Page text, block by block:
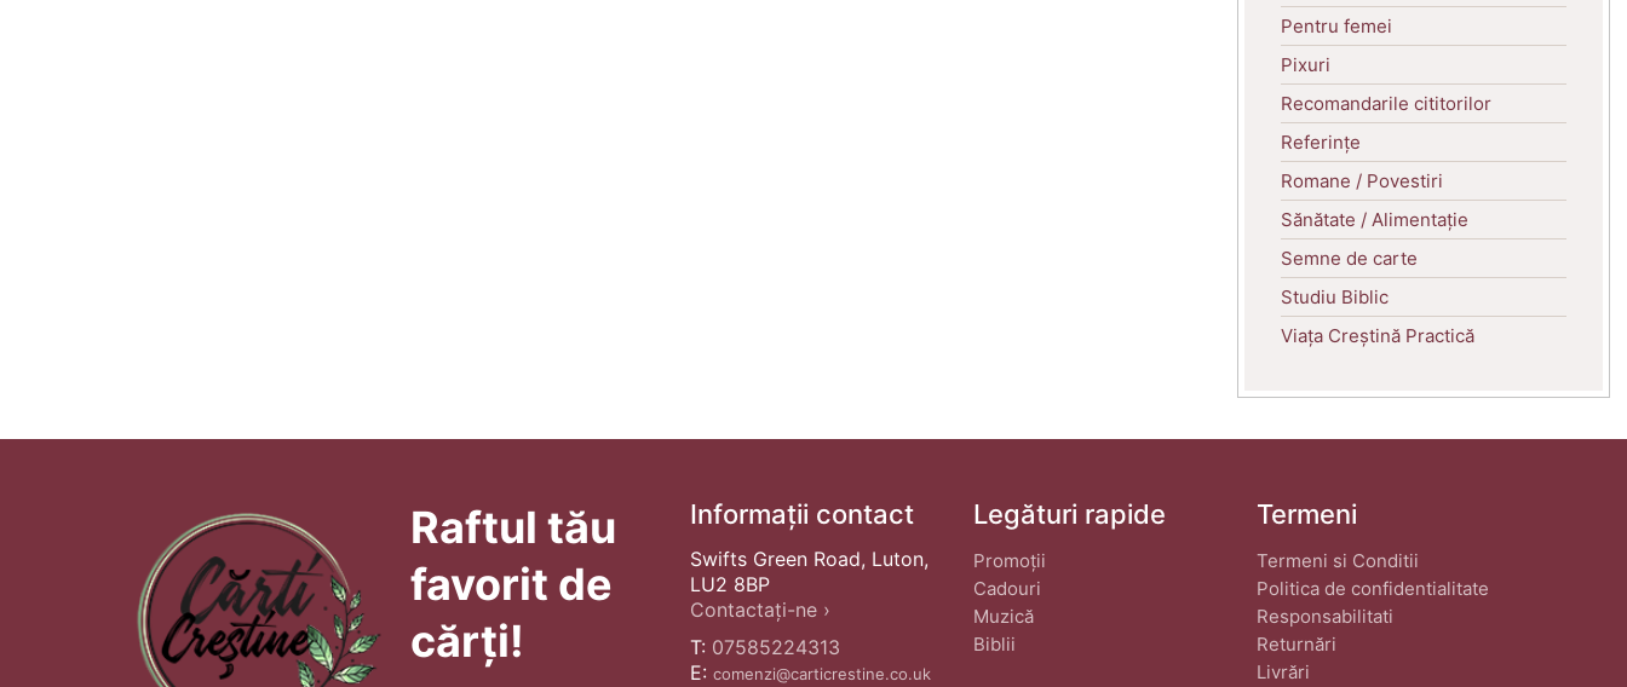
Pentru femei
Pixuri
Recomandarile cititorilor
Referințe
Romane / Povestiri
Sănătate / Alimentație
Semne de carte
Studiu Biblic
Viața Creștină Practică
Raftul tău
favorit de
cărți!
Informații contact
Swifts Green Road, Luton,
LU2 8BP
Contactați-ne ›
T: 07585224313
E: comenzi@carticrestine.co.uk
Legături rapide
Promoții
Cadouri
Muzică
Biblii
Termeni
Termeni si Conditii
Politica de confidentialitate
Responsabilitati
Returnări
Livrări